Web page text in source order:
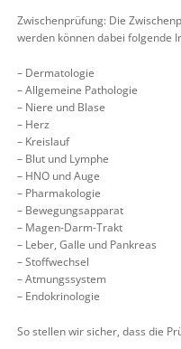
Zwischenprüfung: Die
werden können dabei folgende
– Dermatologie
– Allgemeine Pathologie
– Niere und Blase
– Herz
– Kreislauf
– Blut und Lymphe
– HNO und Auge
– Pharmakologie
– Bewegungsapparat
– Magen-Darm-Trakt
– Leber, Galle und Pankreas
– Stoffwechsel
– Atmungssystem
– Endokrinologie
So stellen wir sicher, dass die